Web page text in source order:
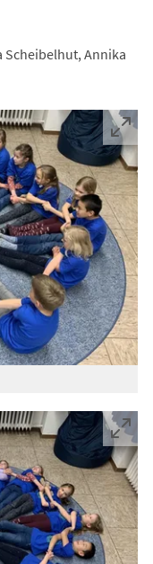
Scheibelhut, Annika